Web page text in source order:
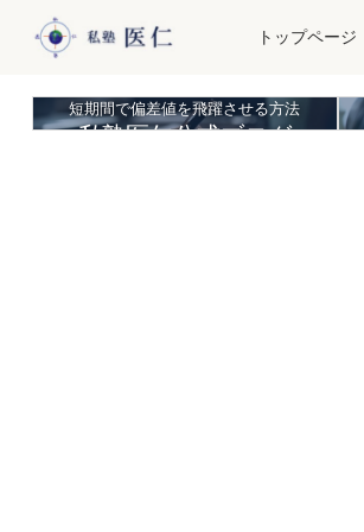
トップページ
カウ
短期間で偏差値を飛躍させる方法
私塾医仁公式ブログ